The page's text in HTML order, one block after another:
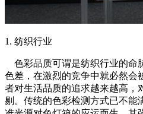
1. 纺织行业
色彩品质可谓是纺织行业的命
色差，在激烈的竞争中就必然会
者对生活品质的追求越来越高，
剔。传统的色彩检测方式已不能